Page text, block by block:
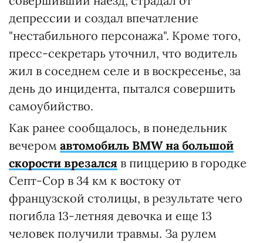
депрессии и создал впечатление
"нестабильного персонажа". Кроме того,
пресс-секретарь уточнил, что водитель
жил в соседнем селе и в воскресенье, за
день до инцидента, пытался совершить
самоубийство.
Как ранее сообщалось, в понедельник
вечером автомобиль BMW на большой
скорости врезался в пиццерию в городке
Септ-Сор в 34 км к востоку от
французской столицы, в результате чего
погибла 13-летняя девочка и еще 13
человек получили травмы. За рулем